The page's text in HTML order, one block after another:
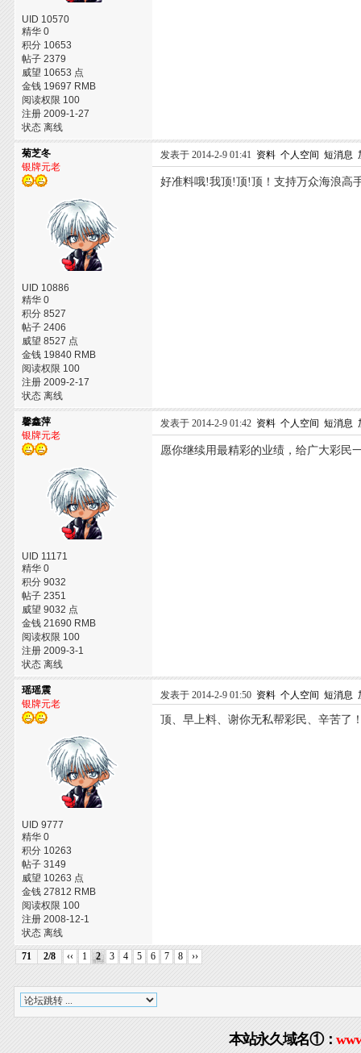
UID 10570
精华 0
积分 10653
帖子 2379
威望 10653 点
金钱 19697 RMB
阅读权限 100
注册 2009-1-27
状态 离线
菊芝冬
银牌元老
UID 10886
精华 0
积分 8527
帖子 2406
威望 8527 点
金钱 19840 RMB
阅读权限 100
注册 2009-2-17
状态 离线
发表于 2014-2-9 01:41 资料 个人空间 短消息
好准料哦!我顶!顶!顶！支持万众海浪高
馨鑫萍
银牌元老
UID 11171
精华 0
积分 9032
帖子 2351
威望 9032 点
金钱 21690 RMB
阅读权限 100
注册 2009-3-1
状态 离线
发表于 2014-2-9 01:42 资料 个人空间 短消息
愿你继续用最精彩的业绩，给广大彩民
瑶瑶震
银牌元老
UID 9777
精华 0
积分 10263
帖子 3149
威望 10263 点
金钱 27812 RMB
阅读权限 100
注册 2008-12-1
状态 离线
发表于 2014-2-9 01:50 资料 个人空间 短消息
顶、早上料、谢你无私帮彩民、辛苦了
71 2/8 ‹‹ 1 2 3 4 5 6 7 8 ››
本站永久域名①：